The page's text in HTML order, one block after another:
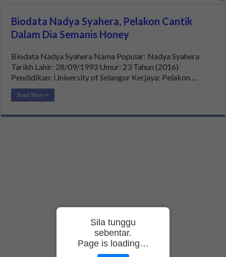
Biodata Nadya Syahera, Pelakon Cantik
Dalam Dia Semanis Honey
Biodata Nadya Syahera Nama Popular: Nadya Syahera
Tarikh Lahir: 28/09/1993 Umur: 23 Tahun (2016)
Pendidikan: University of Selangor Kerjaya: Pelakon …
Read More »
Sila tunggu
sebentar.
Page is loading…